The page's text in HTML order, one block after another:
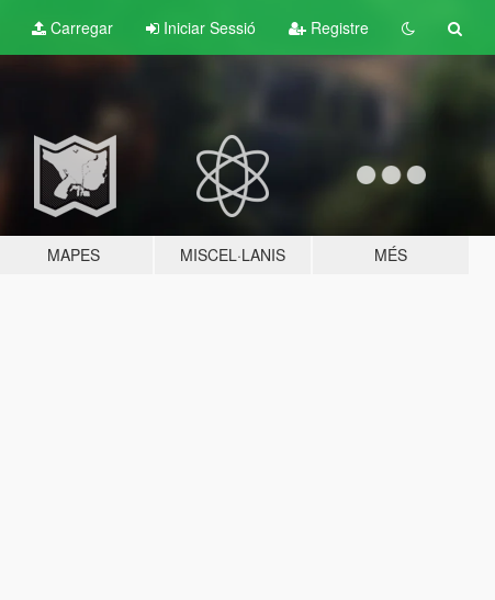
Carregar Iniciar Sessió Registre
MAPES MISCEL·LANIS MÉS